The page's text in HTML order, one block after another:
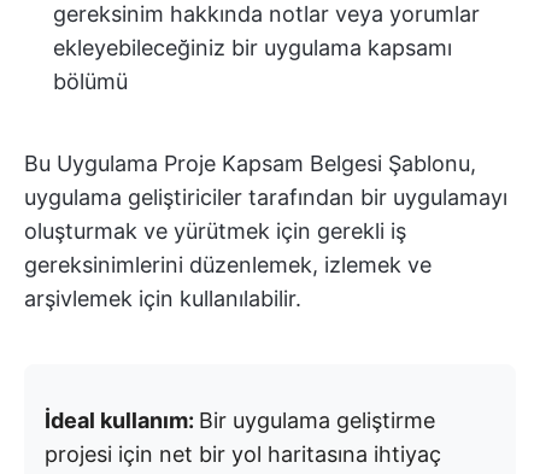
gereksinim hakkında notlar veya yorumlar
ekleyebileceğiniz bir uygulama kapsamı
bölümü
Bu Uygulama Proje Kapsam Belgesi Şablonu,
uygulama geliştiriciler tarafından bir uygulamayı
oluşturmak ve yürütmek için gerekli iş
gereksinimlerini düzenlemek, izlemek ve
arşivlemek için kullanılabilir.
İdeal kullanım: Bir uygulama geliştirme
projesi için net bir yol haritasına ihtiyaç